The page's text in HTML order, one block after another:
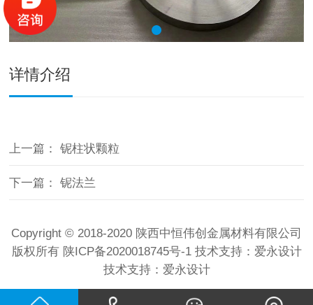
详情介绍
上一篇： 铌柱状颗粒
下一篇： 铌法兰
Copyright © 2018-2020 陕西中恒伟创金属材料有限公司
版权所有 陕ICP备2020018745号-1技术支持： 爱永设计
技术支持： 爱永设计